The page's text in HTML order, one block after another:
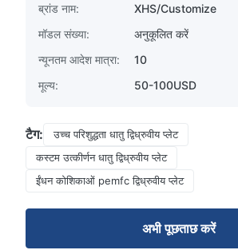
ब्रांड नाम:
XHS/Customize
मॉडल संख्या:
अनुकूलित करें
न्यूनतम आदेश मात्रा:
10
मूल्य:
50-100USD
टैग:
उच्च परिशुद्धता धातु द्विध्रुवीय प्लेट
कस्टम उत्कीर्णन धातु द्विध्रुवीय प्लेट
ईंधन कोशिकाओं pemfc द्विध्रुवीय प्लेट
अभी पूछताछ करें